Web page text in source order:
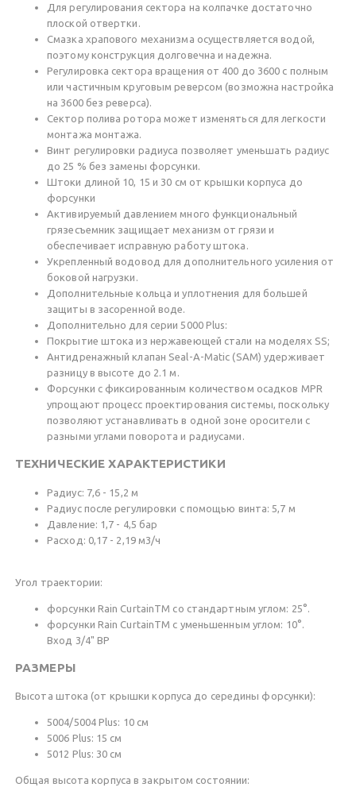
Для регулирования сектора на колпачке достаточно
плоской отвертки.
Смазка храпового механизма осуществляется водой,
поэтому конструкция долговечна и надежна.
Регулировка сектора вращения от 400 до 3600 с полным
или частичным круговым реверсом (возможна настройка
на 3600 без реверса).
Сектор полива ротора может изменяться для легкости
монтажа монтажа.
Винт регулировки радиуса позволяет уменьшать радиус
до 25 % без замены форсунки.
Штоки длиной 10, 15 и 30 см от крышки корпуса до
форсунки
Активируемый давлением много функциональный
грязесъемник защищает механизм от грязи и
обеспечивает исправную работу штока.
Укрепленный водовод для дополнительного усиления от
боковой нагрузки.
Дополнительные кольца и уплотнения для большей
защиты в засоренной воде.
Дополнительно для серии 5000 Plus:
Покрытие штока из нержавеющей стали на моделях SS;
Антидренажный клапан Seal-A-Matic (SAM) удерживает
разницу в высоте до 2.1 м.
Форсунки с фиксированным количеством осадков MPR
упрощают процесс проектирования системы, поскольку
позволяют устанавливать в одной зоне оросители с
разными углами поворота и радиусами.
ТЕХНИЧЕСКИЕ ХАРАКТЕРИСТИКИ
Радиус: 7,6 - 15,2 м
Радиус после регулировки с помощью винта: 5,7 м
Давление: 1,7 - 4,5 бар
Расход: 0,17 - 2,19 м3/ч
Угол траектории:
форсунки Rain CurtainTM со стандартным углом: 25°.
форсунки Rain CurtainTM с уменьшенным углом: 10°.
Вход 3/4" ВР
РАЗМЕРЫ
Высота штока (от крышки корпуса до середины форсунки):
5004/5004 Plus: 10 см
5006 Plus: 15 см
5012 Plus: 30 см
Общая высота корпуса в закрытом состоянии: